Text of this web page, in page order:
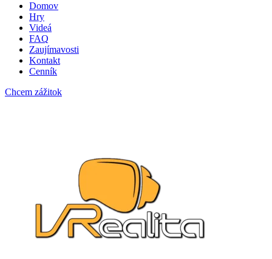
Domov
Hry
Videá
FAQ
Zaujímavosti
Kontakt
Cenník
Chcem zážitok